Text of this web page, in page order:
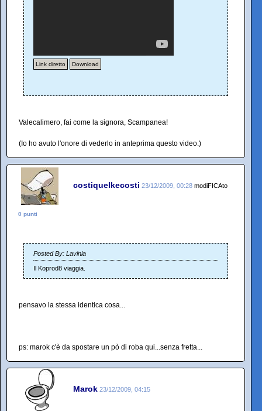
Link diretto Download
Valecalimero, fai come la signora, Scampanea!
(Io ho avuto l'onore di vederlo in anteprima questo video.)
costiquelkecosti 23/12/2009, 00:28 modiFICAto
0 punti
Posted By: Lavinia
Il Koprod8 viaggia.
pensavo la stessa identica cosa...
ps: marok c'è da spostare un pò di roba qui...senza fretta...
Marok 23/12/2009, 04:15